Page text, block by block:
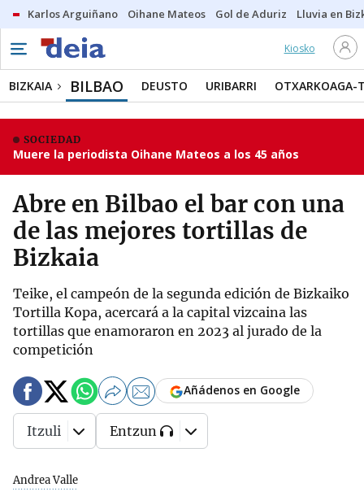
Karlos Arguiñano Oihane Mateos Gol de Aduriz Lluvia en
Kiosko
BIZKAIA BILBAO DEUSTO URIBARRI OTXARKOAGA-
SOCIEDAD
Muere la periodista Oihane Mateos a los 45 años
Abre en Bilbao el bar con una
de las mejores tortillas de
Bizkaia
Teike, el campeón de la segunda edición de Bizkaiko
Tortilla Kopa, acercará a la capital vizcaina las
tortillas que enamoraron en 2023 al jurado de la
competición
Andrea Valle
Añádenos en Google
Itzuli Entzun